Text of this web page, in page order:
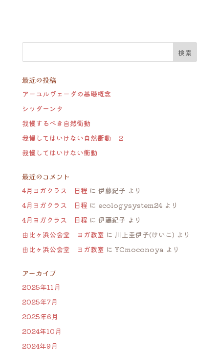
最近の投稿
アーユルヴェーダの基礎概念
シッダーンタ
我慢するべき自然衝動
我慢してはいけない自然衝動 ２
我慢してはいけない衝動
最近のコメント
4月ヨガクラス 日程 に 伊藤紀子 より
4月ヨガクラス 日程 に ecologysystem24より
4月ヨガクラス 日程 に 伊藤紀子 より
由比ヶ浜公会堂 ヨガ教室 に 川上圭伊子(けいこ) より
由比ヶ浜公会堂 ヨガ教室 に YCmoconoya より
アーカイブ
2025年11月
2025年7月
2025年6月
2024年10月
2024年9月